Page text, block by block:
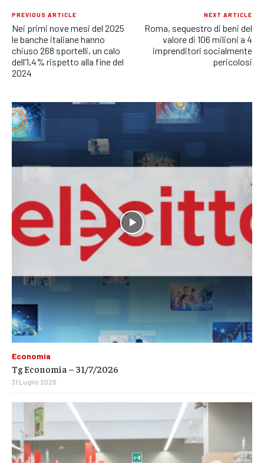
Roberto Sommella
PREVIOUS ARTICLE
Nei primi nove mesi del 2025
le banche italiane hanno
chiuso 268 sportelli, un calo
dell’1,4% rispetto alla fine del
2024
NEXT ARTICLE
Roma, sequestro di beni del
valore di 106 milioni a 4
imprenditori socialmente
pericolosi
Economia
Tg Economia – 31/7/2026
31 Luglio 2026